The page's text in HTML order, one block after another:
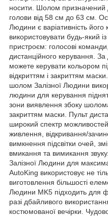
носити. Шолом призначений
голови від 58 см до 63 см.
Людини є варіативність
використовувати будь-який
пристроєм: голосові
дистанційного керування.
можете керувати кольором
відкриттям і закриттям
шолом Залізної Людини
людини для керування
зони виявлення збоку
закриттям маски. Пульт
широкий спектр
живлення, відкривання/
вимкнення підсвітки очей,
вмикання та вимикання
Залізної Людини для
AutoKing використовує не
виготовлення більшості
Людини MK5 підходить для
разі дбайливого
костюмованої вечірки.